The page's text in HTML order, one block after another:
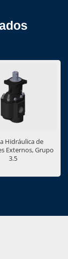
Hidráulica de
Externos, Grupo
3.5